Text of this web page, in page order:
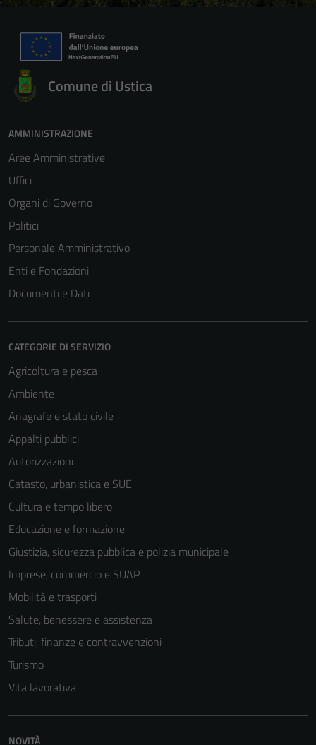
Comune di Ustica
AMMINISTRAZIONE
Aree Amministrative
Uffici
Organi di Governo
Politici
Personale Amministrativo
Enti e Fondazioni
Documenti e Dati
CATEGORIE DI SERVIZIO
Agricoltura e pesca
Ambiente
Anagrafe e stato civile
Appalti pubblici
Autorizzazioni
Catasto, urbanistica e SUE
Cultura e tempo libero
Educazione e formazione
Giustizia, sicurezza pubblica e polizia municipale
Imprese, commercio e SUAP
Mobilità e trasporti
Salute, benessere e assistenza
Tributi, finanze e contravvenzioni
Turismo
Vita lavorativa
NOVITÀ